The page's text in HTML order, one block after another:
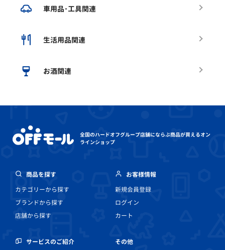
車用品･工具関連
生活用品関連
お酒関連
全国のハードオフグループ店舗にならぶ商品が買えるオン
ラインショップ
商品を探す
カテゴリーから探す
ブランドから探す
店舗から探す
お客様情報
新規会員登録
ログイン
カート
サービスのご紹介 その他